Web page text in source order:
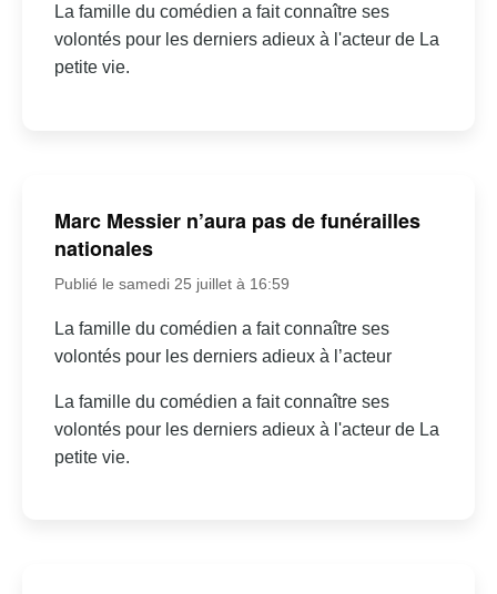
La famille du comédien a fait connaître ses
volontés pour les derniers adieux à l'acteur de La
petite vie.
Marc Messier n’aura pas de funérailles
nationales
Publié le samedi 25 juillet à 16:59
La famille du comédien a fait connaître ses
volontés pour les derniers adieux à l’acteur
La famille du comédien a fait connaître ses
volontés pour les derniers adieux à l'acteur de La
petite vie.